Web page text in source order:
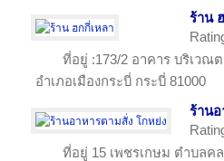
ร้าน
ที่อยู่ :173/2 อาคาร บริเว
อำเภอเมืองกระบี่ กระบี่ 81000
ร้านอ
ที่อยู่ 15 เพชรเกษม ตำบลค